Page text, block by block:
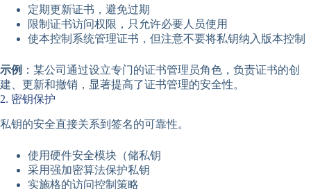
定期更新证书，避免过期
限制证书访问权限，只允许必要人员使用
使本控制系统管理证书，但注意不要将私钥纳入版本控制
示例 ：某公司通过设立专门的证书管理员角色，负责证书的创
建、更新和撤销，显著提高了证书管理的安全性。
2. 密钥保护
私钥的安全直接关系到签名的可靠性。
使用硬件安全模块（储私钥
采用强加密算法保护私钥
实施格的访问控制策略